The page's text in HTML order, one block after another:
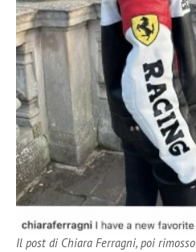
Il post di Chiara Ferragni, poi rimosso